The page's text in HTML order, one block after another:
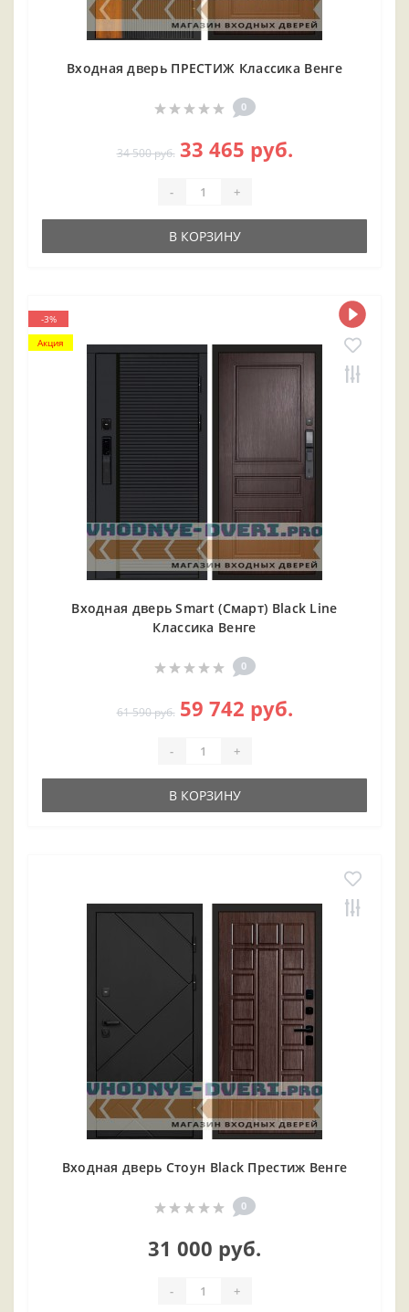
Входная дверь ПРЕСТИЖ Классика Венге
0
34 500 руб. 33 465 руб.
- +
В КОРЗИНУ
-3%
Акция
Входная дверь Smart (Смарт) Black Line
Классика Венге
0
61 590 руб. 59 742 руб.
- +
В КОРЗИНУ
Входная дверь Стоун Black Престиж Венге
0
31 000 руб.
- +